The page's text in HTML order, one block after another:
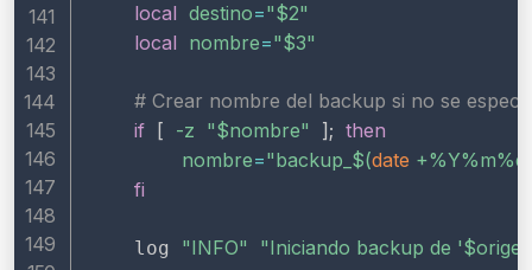
local destino="$2"
local nombre="$3"
# Crear nombre del backup si no se
if
[ -z "$nombre" ] ; then
nombre="backup_ $(date
fi
    log
"INFO" "Iniciando backup de '$origen